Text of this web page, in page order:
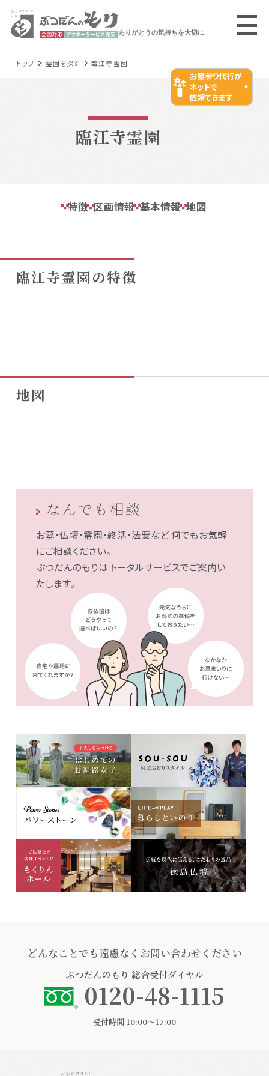
ありがとうの気持ちを大切に
トップ 霊園を探す 臨江寺霊園
お墓参り代行が
ネットで
依頼できます
臨江寺霊園
特徴 区画情報 基本情報 地図
臨江寺霊園の特徴
地図
なんでも相談
お墓・仏壇・霊園・終活・法要など何でもお気軽
にご相談ください。
ぶつだんのもりは トータルサービスでご案内い
たします。
どんなことでも遠慮なくお問い合わせください
ぶつだんのもり 総合受付ダイヤル
0120-48-1115
受付時間 10:00〜17:00